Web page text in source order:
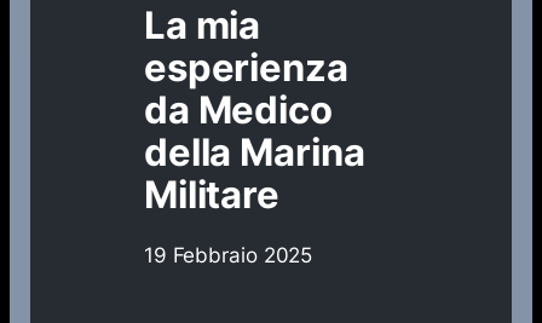
La mia
esperienza
da Medico
della Marina
Militare
19 Febbraio 2025